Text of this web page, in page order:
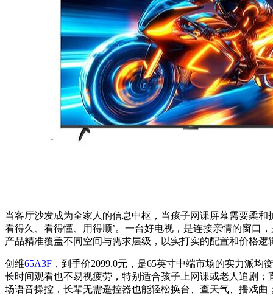
当客厅沙发成为全家人的信息中枢，当孩子网课屏幕需要柔
看得久、看得懂、用得顺’。一台好电视，是连接亲情的窗口
产品精准覆盖不同空间与需求层级，以实打实的配置和价格
创维65A3F ，到手价2099.0元，是65英寸中端市场的实力派
长时间观看也不易视疲劳，特别适合孩子上网课或老人追剧
场语音操控，长辈无需遥控器也能轻松换台、查天气、播戏